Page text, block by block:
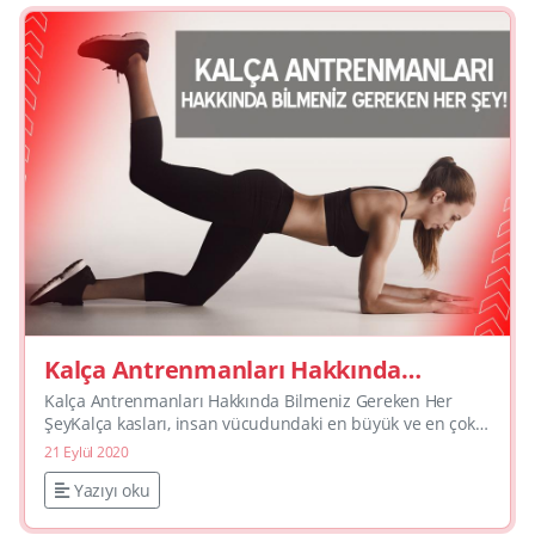
Kalça Antrenmanları Hakkında
Bilmeniz Gereken Her Şey
Kalça Antrenmanları Hakkında Bilmeniz Gereken Her
ŞeyKalça kasları, insan vücudundaki en büyük ve en çok
yönlü kastır. Estetik açıdan çekici olmanın yanı sıra ç...
21 Eylül 2020
Yazıyı oku